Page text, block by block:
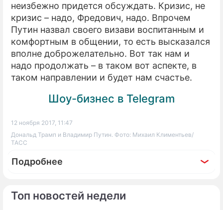
Топ новостей недели
неизбежно придется обсуждать. Кризис, не
кризис – надо, Фредович, надо. Впрочем
Путин назвал своего визави воспитанным и
комфортным в общении, то есть высказался
вполне доброжелательно. Вот так нам и
надо продолжать – в таком вот аспекте, в
таком направлении и будет нам счастье.
Шоу-бизнес в Telegram
12 ноября 2017, 11:47
Дональд Трамп и Владимир Путин. Фото: Михаил Климентьев/
ТАСС
Подробнее